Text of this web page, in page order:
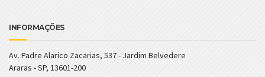
INFORMAÇÕES
Av. Padre Alarico Zacarias, 537 - Jardim Belvedere
Araras - SP, 13601-200